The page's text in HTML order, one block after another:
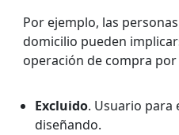
Por ejemplo, las
domicilio pueden
operación de compra
Excluido. Usuario para
diseñando.